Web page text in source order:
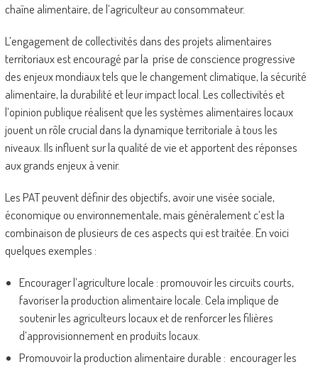
chaîne alimentaire, de l’agriculteur au consommateur.
L’engagement de collectivités dans des projets alimentaires
territoriaux est encouragé par la prise de conscience progressive
des enjeux mondiaux tels que le changement climatique, la sécurité
alimentaire, la durabilité et leur impact local. Les collectivités et
l’opinion publique réalisent que les systèmes alimentaires locaux
jouent un rôle crucial dans la dynamique territoriale à tous les
niveaux. Ils influent sur la qualité de vie et apportent des réponses
aux grands enjeux à venir.
Les PAT peuvent définir des objectifs, avoir une visée sociale,
économique ou environnementale, mais généralement c’est la
combinaison de plusieurs de ces aspects qui est traitée. En voici
quelques exemples :
Encourager l’agriculture locale : promouvoir les circuits courts,
favoriser la production alimentaire locale. Cela implique de
soutenir les agriculteurs locaux et de renforcer les filières
d’approvisionnement en produits locaux.
Promouvoir la production alimentaire durable : encourager les